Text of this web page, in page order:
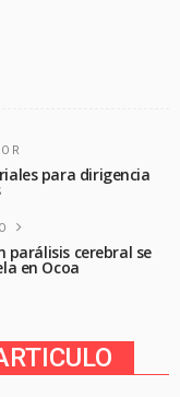
para dirigencia
parálisis cerebral se
en Ocoa